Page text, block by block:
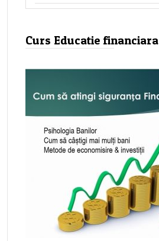
Curs Educatie financiara